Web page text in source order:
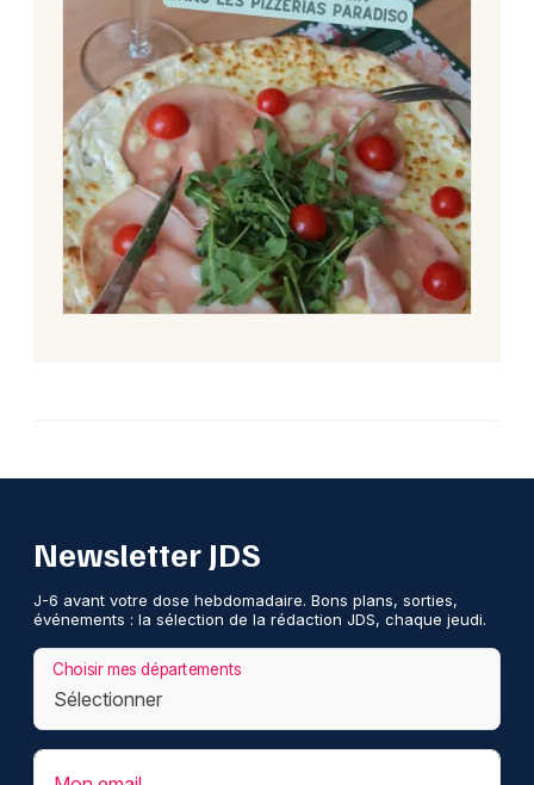
Newsletter JDS
J-6 avant votre dose hebdomadaire. Bons plans, sorties,
événements : la sélection de la rédaction JDS, chaque jeudi.
Choisir mes départements